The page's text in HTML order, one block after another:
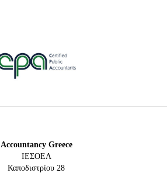
Accountancy Greece
IEΣΟΕΛ
Καποδιστρίου 28